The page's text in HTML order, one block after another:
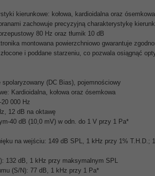
kierunkowe: kołowa, kardioidalna oraz ósemkowa
zachowuje precyzyjną charakterystykę
80 Hz oraz tłumik 10 dB
montowana powierzchniowo gwarantuje
i poddane starzeniu, co pozwala osiągnąć
spolaryzowany (DC Bias), pojemnościowy
Kardioidalna, kołowa oraz ósemkowa
000 Hz
12 dB na oktawę
40 dB (10,0 mV) w odn. do 1 V przy 1 Pa*
na wejściu: 149 dB SPL, 1 kHz przy 1% T.H.D.;
132 dB, 1 kHz przy maksymalnym SPL
(S/N): 77 dB, 1 kHz przy 1 Pa*